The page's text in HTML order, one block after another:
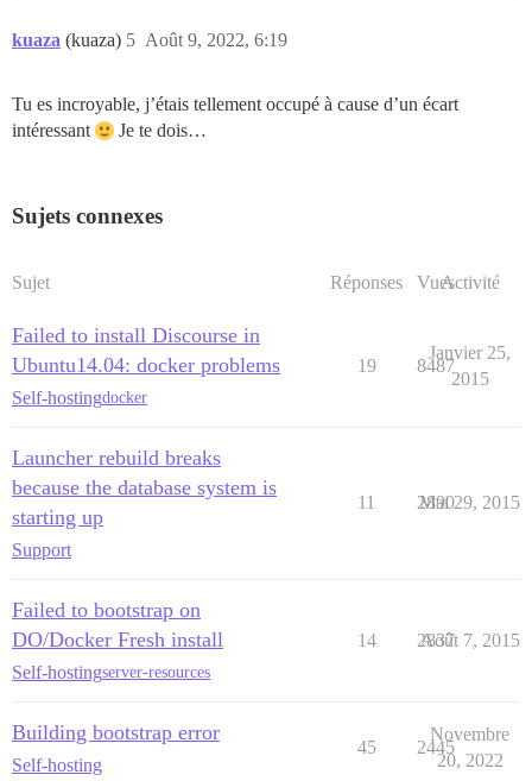
kuaza (kuaza) Août 9, 2022, 6:19
5
Tu es incroyable, j’étais tellement occupé à cause d’un écart
intéressant
Je te dois…
Sujets connexes
Sujet Réponses VuesActivité
Failed to install Discourse in
Ubuntu14.04: docker problems
Self-hostingdocker
19 8487
Janvier 25,
2015
Launcher rebuild breaks
because the database system is
starting up
Support
11 2890
Mai 29, 2015
Failed to bootstrap on
DO/Docker Fresh install
Self-hostingserver-resources
14 2837
Août 7, 2015
Building bootstrap error
Self-hosting
45 2445
Novembre
20, 2022